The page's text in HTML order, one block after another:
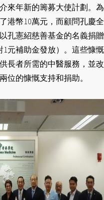
來年新的籌募大使計劃。為
港幣10萬元，而顧問孔慶全
孔憲紹慈善基金的名義捐贈
元補助金發放）。這些慷慨
長者所需的中醫服務，並改
位的慷慨支持和捐助。